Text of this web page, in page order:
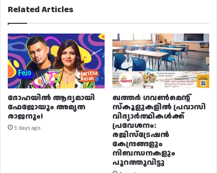
Related Articles
ദോഹയിൽ ആദ്യമായി
ഫേജോയും അമൃത
രാജനും!
3 days ago
ഖത്തർ ഗവൺമെന്റ്
സ്കൂളുകളിൽ പ്രവാസി
വിദ്യാർത്ഥികൾക്ക്
പ്രവേശനം:
രജിസ്ട്രേഷൻ
കേന്ദ്രങ്ങളും
നിബന്ധനകളും
പുറത്തുവിട്ടു